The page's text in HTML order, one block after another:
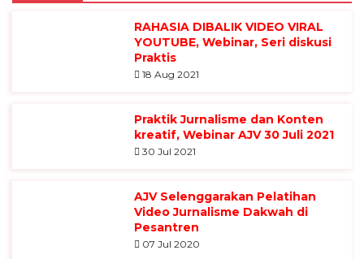
RAHASIA DIBALIK VIDEO VIRAL
YOUTUBE, Webinar, Seri diskusi
Praktis
18 Aug 2021
Praktik Jurnalisme dan Konten
kreatif, Webinar AJV 30 Juli 2021
30 Jul 2021
AJV Selenggarakan Pelatihan
Video Jurnalisme Dakwah di
Pesantren
07 Jul 2020